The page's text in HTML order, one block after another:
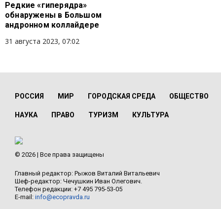
Редкие «гиперядра»
обнаружены в Большом
андронном коллайдере
31 августа 2023, 07:02
РОССИЯ МИР ГОРОДСКАЯ СРЕДА ОБЩЕСТВО
НАУКА ПРАВО ТУРИЗМ КУЛЬТУРА
© 2026 | Все права защищены
Главный редактор: Рыжов Виталий Витальевич
Шеф-редактор: Чечушкин Иван Олегович.
Телефон редакции: +7 495 795-53-05
E-mail: info@ecopravda.ru